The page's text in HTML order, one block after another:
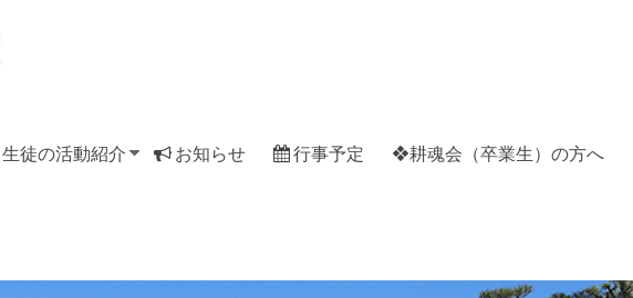
生徒の活動紹介 お知らせ 行事予定 ❖耕魂会（卒業生）の方へ